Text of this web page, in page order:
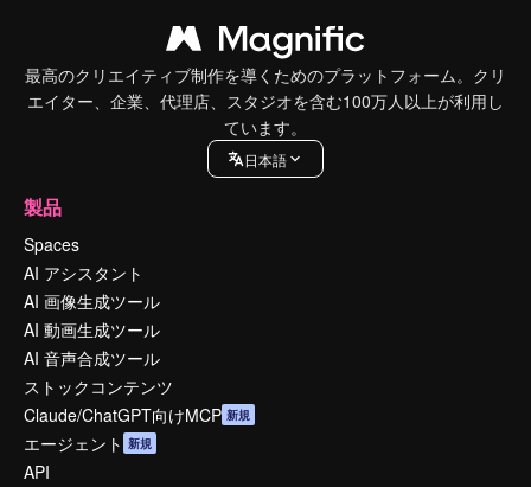
最高のクリエイティブ制作を導くためのプラットフォーム。クリ
エイター、企業、代理店、スタジオを含む100万人以上が利用し
ています。
日本語
製品
Spaces
AI アシスタント
AI 画像生成ツール
AI 動画生成ツール
AI 音声合成ツール
ストックコンテンツ
Claude/ChatGPT向けMCP 新規
エージェント 新規
API